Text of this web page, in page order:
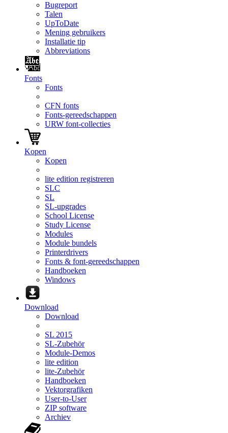
Bugreport
Talen
UpToDate
Mening gebruikers
Installatie tip
Abbreviations
Fonts
Fonts
CFN fonts
Fonts-gereedschappen
URW font-collecties
Kopen
Kopen
lite edition registreren
SLC
SL
SL-upgrades
School License
Study License
Modules
Module bundels
Printerdrivers
Fonts & font-gereedschappen
Handboeken
Windows
Download
Download
SL 2015
SL-Zubehör
Module-Demos
lite edition
lite-Zubehör
Handboeken
Vektorgrafiken
User-to-User
ZIP software
Archiev